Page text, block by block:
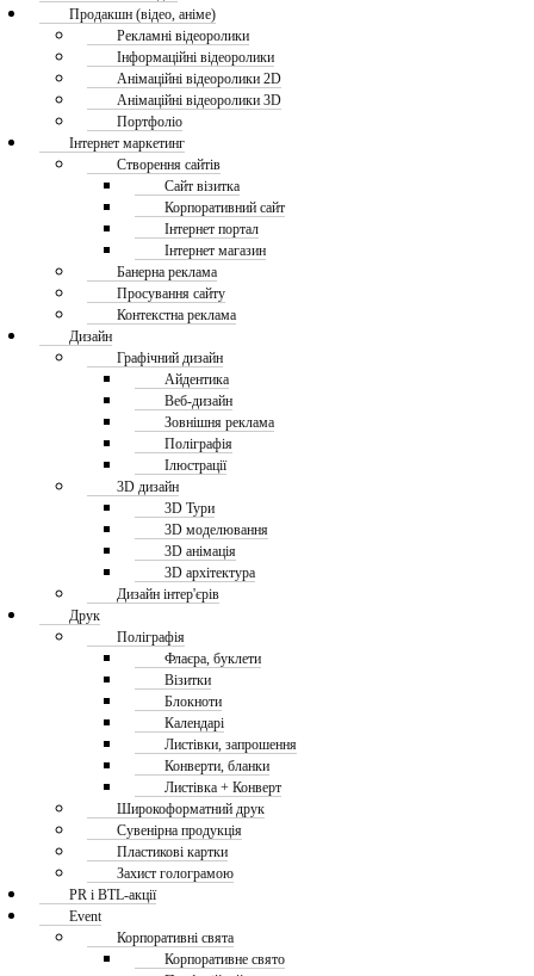
Продакшн (відео, аніме)
Рекламні відеоролики
Інформаційні відеоролики
Анімаційні відеоролики 2D
Анімаційні відеоролики 3D
Портфоліо
Інтернет маркетинг
Створення сайтів
Сайт візитка
Корпоративний сайт
Інтернет портал
Інтернет магазин
Банерна реклама
Просування сайту
Контекстна реклама
Дизайн
Графічний дизайн
Айдентика
Веб-дизайн
Зовнішня реклама
Поліграфія
Ілюстрації
3D дизайн
3D Тури
3D моделювання
3D анімація
3D архітектура
Дизайн інтер'єрів
Друк
Поліграфія
Флаєра, буклети
Візитки
Блокноти
Календарі
Листівки, запрошення
Конверти, бланки
Листівка + Конверт
Широкоформатний друк
Сувенірна продукція
Пластикові картки
Захист голограмою
PR і BTL-акції
Event
Корпоративні свята
Корпоративне свято